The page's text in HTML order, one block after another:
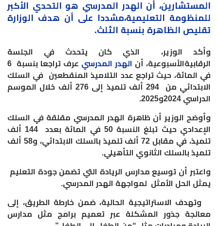
المستشارين، أن الهدر المدرسي هو التحدي الأكبر
للمنظومة التعليمية،مشددا على أن هدف الوزارة
تقليص الظاهرة بنسبة الثلث.
وأكد الوزير، الذي كان يتحدث في الجلسة
الرقابيةالأسبوعية، أن الهدر المدرسي
عرف تراجعا بنسبة 6
في المائة، حيث تراجع عدد التلاميذ المنقطعين في السلك
الابتدائي من 294 ألف تلميذ إلى 276 ألف خلال الموسم
الدراسي 2024و2025.
وأوضح الوزير أن ظاهرة الهدر المدرسي مقلقة في السلك
الإعدادي حيث تبلغ النسبة 50 في المائة بعدد 144 ألف
تلميذ، في مقابل 72 ألف تلميذ بالسلك الابتدائي، و58 ألف
تلميذ بالسلك الثانوي التأهيلي.
واعتبر أن توسيع مدارس الريادة التي تضمن جودة التعليم
يمثل الحل الأمثل لمواجهة الهدر المدرسي.
وتهدف الاستراتيجية الحالية، ضمن خارطة الطريق، إلى
معالجة جذور المشكلة عبر تعميم برامج مثل مدارس